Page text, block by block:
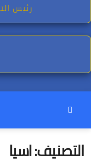
رئيس
التصنيف:اسيا